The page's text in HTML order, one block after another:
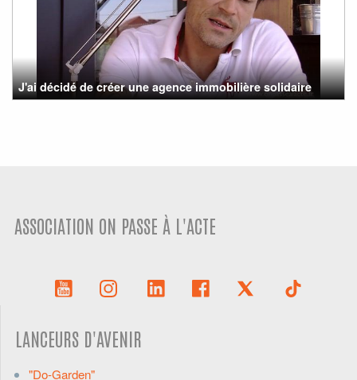
J'ai décidé de créer une agence immobilière solidaire
ASSOCIATION ON PASSE À L'ACTE
LANCEURS D'AVENIR
"Do-Garden"